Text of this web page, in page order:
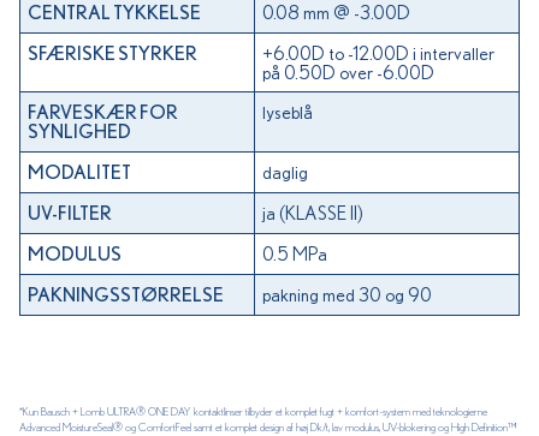
CENTRAL TYKKELSE 0.08 mm @ -3.00D
SFÆRISKE STYRKER
+6.00D to -12.00D i intervaller
på 0.50D over -6.00D
FARVESKÆR FOR
SYNLIGHED
lyseblå
MODALITET daglig
UV-FILTER ja (KLASSE II)
MODULUS 0.5 MPa
PAKNINGSSTØRRELSE pakning med 30 og 90
*Kun Bausch + Lomb ULTRA® ONE DAY kontaktlinser tilbyder et komplet fugt + komfort-system med teknologierne
Advanced MoistureSeal® og ComfortFeel samt et komplet design af høj Dk/t, lav modulus, UV-blokering og High Definition™